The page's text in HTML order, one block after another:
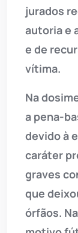
jurados
autoria e
e de
vítima.
Na
a pena-
devido à
caráter
graves
que
órfãos.